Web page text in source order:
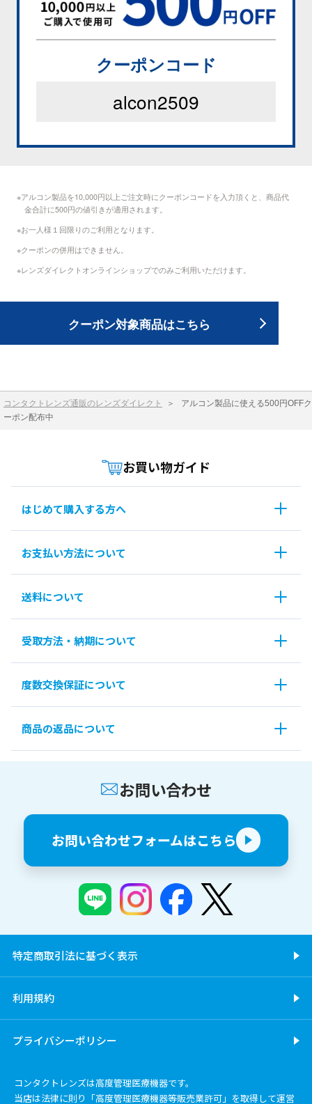
クーポンコード
alcon2509
アルコン製品を10,000円以上ご注文時にクーポンコードを入力頂くと、商品代
金合計に500円の値引きが適用されます。
お一人様１回限りのご利用となります。
クーポンの併用はできません。
レンズダイレクトオンラインショップでのみご利用いただけます。
クーポン対象商品はこちら
コンタクトレンズ通販のレンズダイレクト ＞ アルコン製品に使える500円OFFク
ーポン配布中
お買い物ガイド
はじめて購入する方へ
お支払い方法について
送料について
受取方法・納期について
度数交換保証について
商品の返品について
お問い合わせ
お問い合わせフォームはこちら
特定商取引法に基づく表示
利用規約
プライバシーポリシー
コンタクトレンズは高度管理医療機器です。
当店は法律に則り「高度管理医療機器等販売業許可」を取得して運営